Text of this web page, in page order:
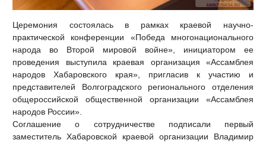
Церемония состоялась в рамках краевой научно-
практической конференции «Победа многонационального
народа во Второй мировой войне», инициатором ее
проведения выступила краевая организация «Ассамблея
народов Хабаровского края», пригласив к участию и
представителей Волгоградского регионального отделения
общероссийской общественной организации «Ассамблея
народов России».
Соглашение о сотрудничестве подписали первый
заместитель Хабаровской краевой организации Владимир